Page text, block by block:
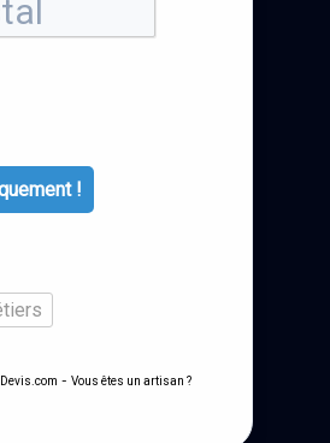
!
- Vous êtes un artisan ?